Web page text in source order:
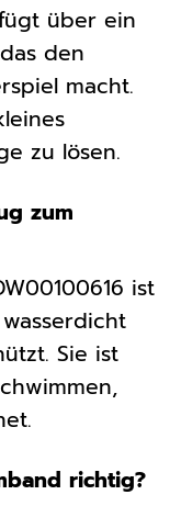
über ein
den
macht.
zu lösen.
zum
ist
Sie ist
richtig?